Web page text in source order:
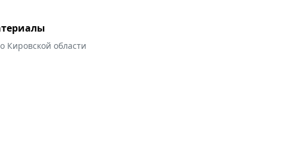
Кировской области